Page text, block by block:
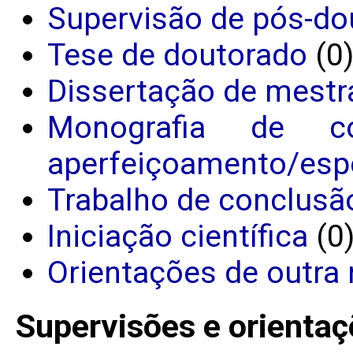
Supervisão de pós-
Tese de doutorado (0)
Dissertação de
Monografia de
aperfeiçoamento/
Trabalho de
Iniciação científica
Orientações de outra
Supervisões e